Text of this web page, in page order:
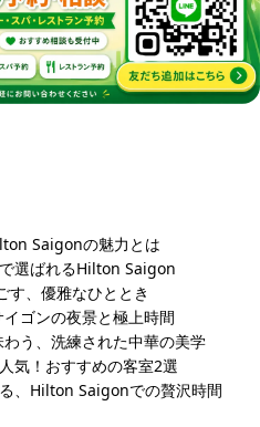
Saigonの魅力とは
選ばれるHilton Saigon
、優雅なひととき
ゴンの夜景と極上時間
う、洗練された中華の美学
気！おすすめの客室2選
、Hilton Saigonでの贅沢時間